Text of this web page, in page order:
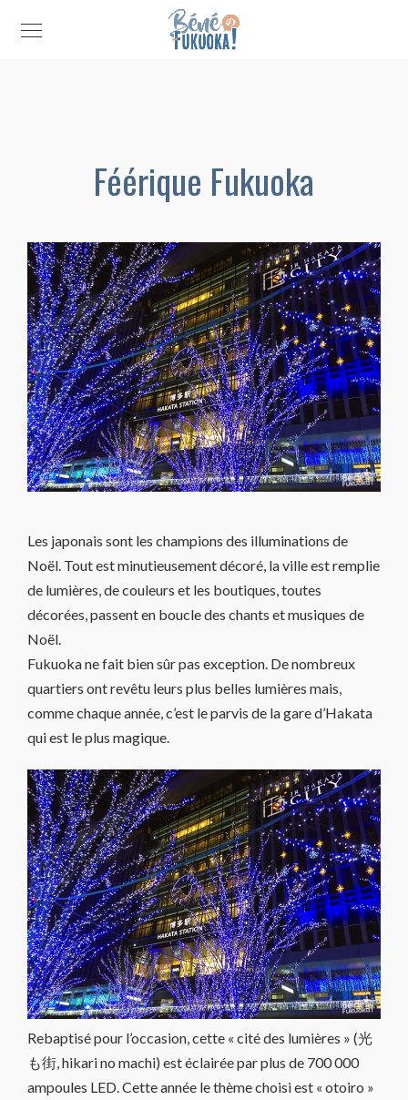
Féérique Fukuoka
Les japonais sont les champions des illuminations de
Noël. Tout est minutieusement décoré, la ville est remplie
de lumières, de couleurs et les boutiques, toutes
décorées, passent en boucle des chants et musiques de
Noël.
Fukuoka ne fait bien sûr pas exception. De nombreux
quartiers ont revêtu leurs plus belles lumières mais,
comme chaque année, c’est le parvis de la gare d’Hakata
qui est le plus magique.
Rebaptisé pour l’occasion, cette « cité des lumières » (光
も街, hikari no machi) est éclairée par plus de 700 000
ampoules LED. Cette année le thème choisi est « otoiro »